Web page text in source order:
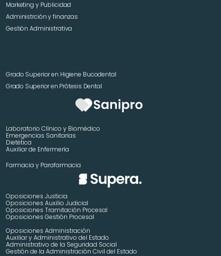
Marketing y Publicidad
Administrción y finanzas
Gestión Administrativa
Grado Superior en Higiene Bucodental
Grado Superior en Prótesis Dental
Laboratorio Clínico y Biomédico
Emergencias Sanitarias
Dietética
Auxiliar de Enfermería
Farmacia y Parafarmacia
Oposiciones Justicia
Oposiciones Auxilio Judicial
Oposiciones Tramitación Procesal
Oposiciones Gestión Procesal
Oposiciones Administración
Auxiliar y Administrativo del Estado
Administrativo de la Seguridad Social
Gestión de la Administración Civil del Estado